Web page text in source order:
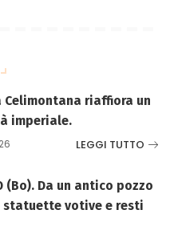
Celimontana riaffiora un
imperiale.
LEGGI TUTTO
(Bo). Da un antico pozzo
statuette votive e resti